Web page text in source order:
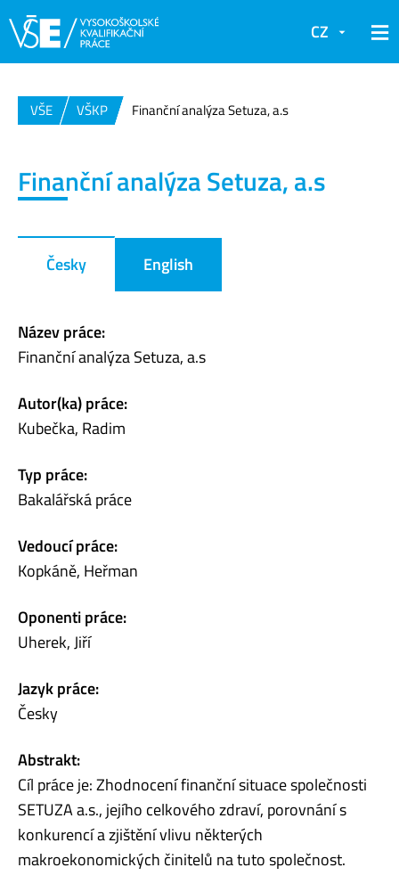
CZ
VŠE VŠKP Finanční analýza Setuza, a.s
Finanční analýza Setuza, a.s
Česky English
Název práce:
Finanční analýza Setuza, a.s
Autor(ka) práce:
Kubečka, Radim
Typ práce:
Bakalářská práce
Vedoucí práce:
Kopkáně, Heřman
Oponenti práce:
Uherek, Jiří
Jazyk práce:
Česky
Abstrakt:
Cíl práce je: Zhodnocení finanční situace společnosti
SETUZA a.s., jejího celkového zdraví, porovnání s
konkurencí a zjištění vlivu některých
makroekonomických činitelů na tuto společnost.